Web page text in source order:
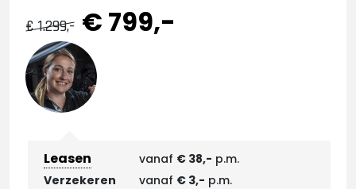
€ 1.299,- € 799,-
Leasen vanaf € 38,- p.m.
Verzekeren
vanaf € 3,- p.m.